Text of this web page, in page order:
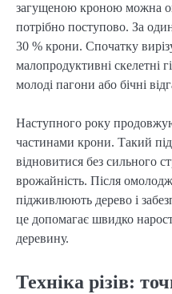
загущеною кроною можна
потрібно поступово. За
30 % крони. Спочатку
малопродуктивні скелетні
молоді пагони або бічні
Наступного року
частинами крони. Такий
відновитися без сильного
врожайність. Після
підживлюють дерево і
це допомагає швидко
деревину.
Техніка різів: